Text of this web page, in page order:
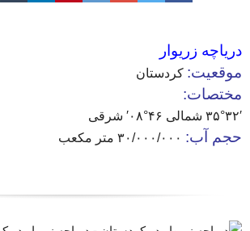
دریاچه زریوار
موقعیت: کردستان
مختصات:
۳۵°۳۲′ شمالی ۴۶°۰۸′ شرقی
حجم آب: